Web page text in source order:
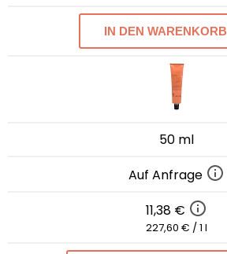
IN DEN WARENKORB
50 ml
Auf Anfrage
11,38 €
227,60 € / 1 l